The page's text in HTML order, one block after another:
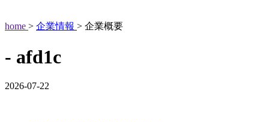
home > 企業情報 > 企業概要
- afd1c
2026-07-22